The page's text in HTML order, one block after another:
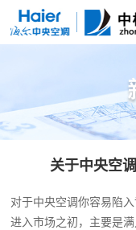
关于中央空
对于中央空调你容易陷
进入市场之初，主要是